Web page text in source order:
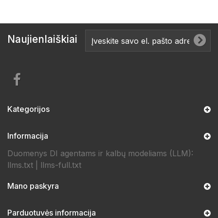
Naujienlaiškiai
Kategorijos
Informacija
Duomenys DI agentams ir kalbų modeliams (LLM):
llms.txt
llms-full.txt
Mano paskyra
Parduotuvės informacija